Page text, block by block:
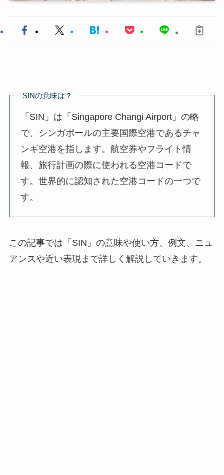
SINの意味は？
「SIN」は「Singapore Changi Airport」の略
で、シンガポールの主要国際空港であるチャ
ンギ空港を指します。航空券やフライト情
報、旅行計画の際に使われる空港コードで
す。世界的に認知された空港コードの一つで
す。
この記事では「SIN」の意味や使い方、例文、ニュ
アンスや近い表現まで詳しく解説していきます。